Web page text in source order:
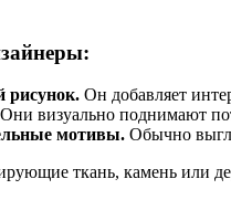
рисунок. Он добавляет
Они визуально поднимают
мотивы. Обычно
ткань, камень или